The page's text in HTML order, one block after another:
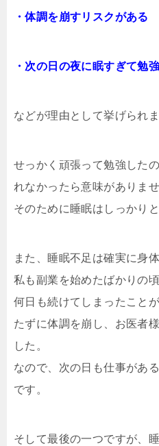
・体調を崩すリスクがある
・次の日の夜に眠すぎて勉
などが理由として挙げられま
せっかく頑張って勉強した
れなかったら意味がありませ
そのために睡眠はしっかり
また、睡眠不足は確実に身
私も副業を始めたばかりの
何日も続けてしまったこと
たずに体調を崩し、お医者
した。
なので、次の日も仕事があ
です。
そして最後の一つですが、